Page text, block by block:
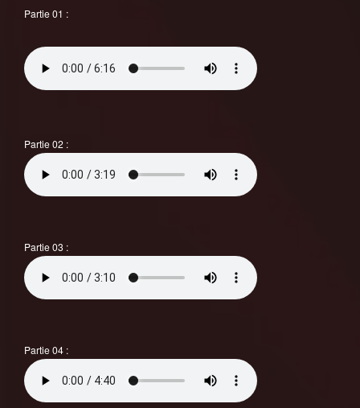
Partie 01 :
Partie 02 :
Partie 03 :
Partie 04 :